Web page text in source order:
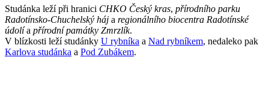
Studánka leží při hranici CHKO Český kras, přírodního parku
Radotínsko-Chuchelský háj a regionálního biocentra Radotínské
údolía přírodní památky Zmrzlík.
V blízkosti leží studánky U rybníka a Nad rybníkem, nedaleko pak
Karlova studánka a Pod Zubákem.